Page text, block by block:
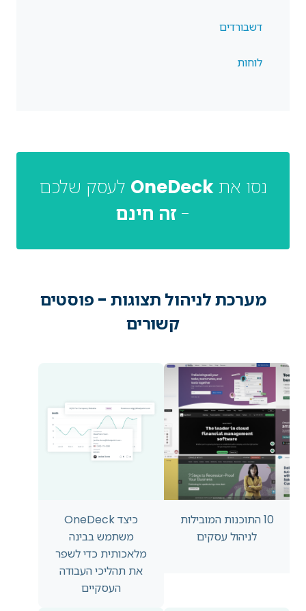
דשבורדים
לוחות
נסו אתOneDeck לעסק שלכם
-זה חינם
מערכת לניהול תצוגות - פוסטים
קשורים
10 התוכנות המובילות
לניהול עסקים
כיצד OneDeck
משתמש בבינה
מלאכותית כדי לשפר
את תהליכי העבודה
העסקיים